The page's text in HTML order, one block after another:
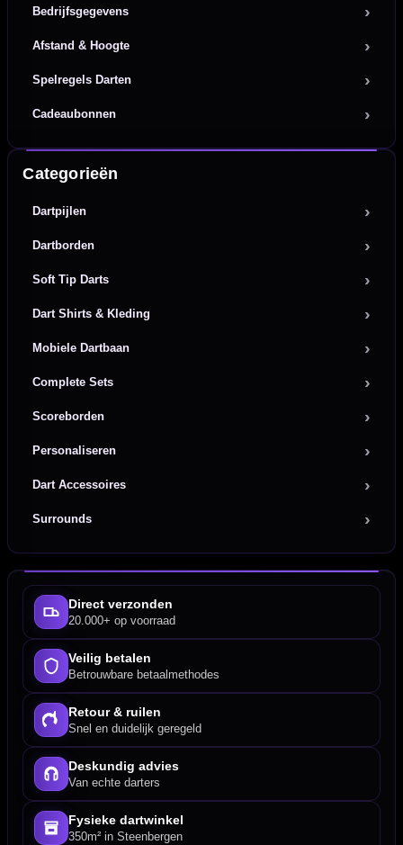
Bedrijfsgegevens
Afstand & Hoogte
Spelregels Darten
Cadeaubonnen
Categorieën
Dartpijlen
Dartborden
Soft Tip Darts
Dart Shirts & Kleding
Mobiele Dartbaan
Complete Sets
Scoreborden
Personaliseren
Dart Accessoires
Surrounds
Direct verzonden
20.000+ op voorraad
Veilig betalen
Betrouwbare betaalmethodes
Retour & ruilen
Snel en duidelijk geregeld
Deskundig advies
Van echte darters
Fysieke dartwinkel
350m² in Steenbergen